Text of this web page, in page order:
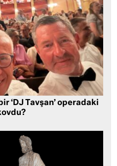
‘DJ Tavşan’ operadaki